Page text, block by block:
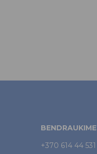
BENDRAUKIME
+370 614 44 531